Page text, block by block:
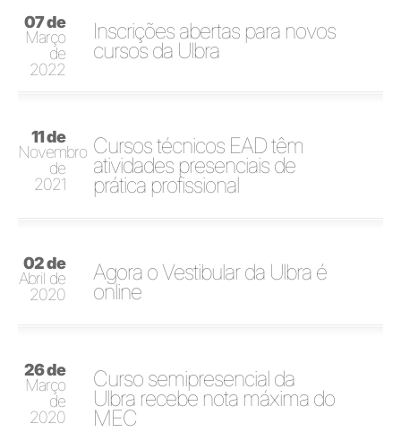
07 de
Março
de
2022
Inscrições abertas para novos
cursos da Ulbra
11 de
Novembro
de
2021
Cursos técnicos EAD têm
atividades presenciais de
prática profissional
02 de
Abril de
2020
Agora o Vestibular da Ulbra é
online
26 de
Março
de
2020
Curso semipresencial da
Ulbra recebe nota máxima do
MEC